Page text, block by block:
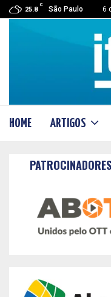
25.8
C
São Paulo 6
HOME ARTIGOS
PATROCINADORES